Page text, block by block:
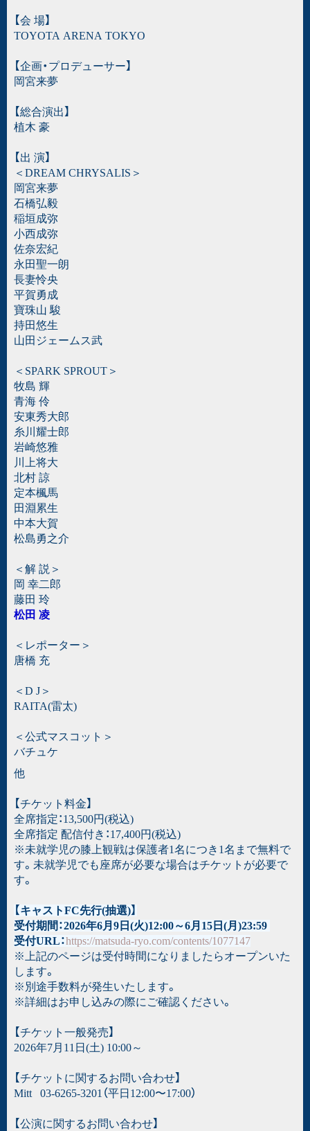
【会 場】
TOYOTA ARENA TOKYO
【企画・プロデューサー】
岡宮来夢
【総合演出】
植木 豪
【出 演】
＜DREAM CHRYSALIS＞
岡宮来夢
石橋弘毅
稲垣成弥
小西成弥
佐奈宏紀
永田聖一朗
長妻怜央
平賀勇成
寶珠山 駿
持田悠生
山田ジェームス武
＜SPARK SPROUT＞
牧島 輝
青海 伶
安東秀大郎
糸川耀士郎
岩崎悠雅
川上将大
北村 諒
定本楓馬
田淵累生
中本大賀
松島勇之介
＜解 説＞
岡 幸二郎
藤田 玲
松田 凌
＜レポーター＞
唐橋 充
＜D J＞
RAITA(雷太)
＜公式マスコット＞
バチュケ
他
【チケット料金】
全席指定：13,500円(税込)
全席指定 配信付き：17,400円(税込)
※未就学児の膝上観戦は保護者1名につき1名まで無料で
す。未就学児でも座席が必要な場合はチケットが必要で
す。
【キャストFC先行(抽選)】
受付期間：2026年6月9日(火)12:00～6月15日(月)23:59
受付URL：https://matsuda-ryo.com/contents/1077147
※上記のページは受付時間になりましたらオープンいた
します。
※別途手数料が発生いたします。
※詳細はお申し込みの際にご確認ください。
【チケット一般発売】
2026年7月11日(土) 10:00～
【チケットに関するお問い合わせ】
Mitt 03-6265-3201（平⽇12:00〜17:00）
【公演に関するお問い合わせ】